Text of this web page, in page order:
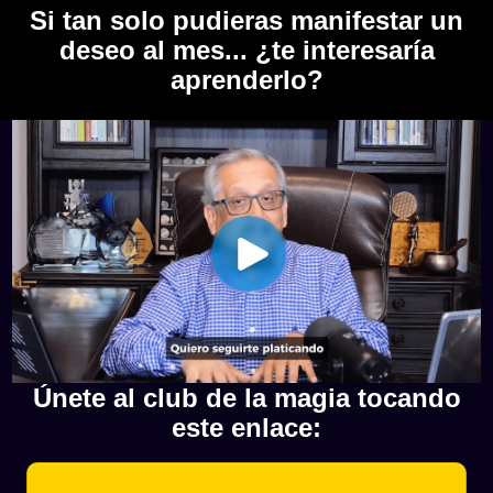
Si tan solo pudieras manifestar un
deseo al mes... ¿te interesaría
aprenderlo?
Únete al club de la magia tocando
este enlace: